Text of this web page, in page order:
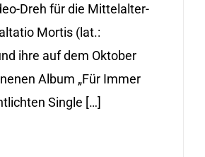
Dreh für die Mittelalter-
Mortis (lat.:
ihre auf dem Oktober
Album „Für Immer
Single […]